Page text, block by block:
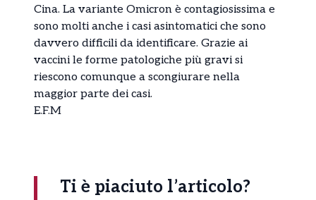
Cina. La variante Omicron è contagiosissima e
sono molti anche i casi asintomatici che sono
davvero difficili da identificare. Grazie ai
vaccini le forme patologiche più gravi si
riescono comunque a scongiurare nella
maggior parte dei casi.
E.F.M
Ti è piaciuto l’articolo?